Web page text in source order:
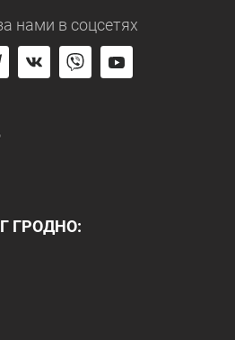
нами в соцсетях
ГРОДНО: